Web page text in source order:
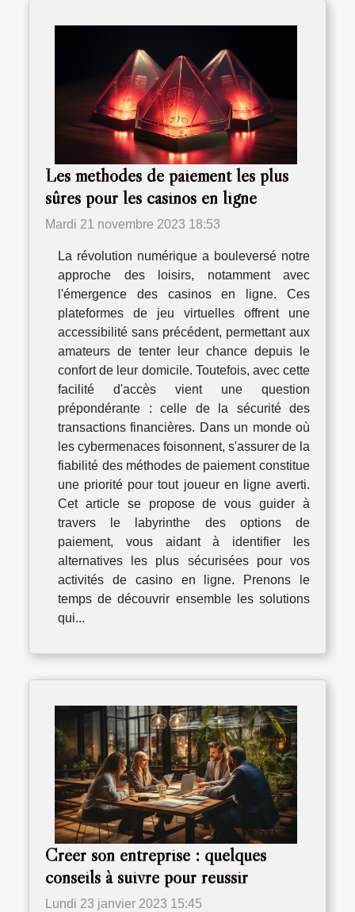
Les méthodes de paiement les plus
sûres pour les casinos en ligne
Mardi 21 novembre 2023 18:53
La révolution numérique a bouleversé notre
approche des loisirs, notamment avec
l'émergence des casinos en ligne. Ces
plateformes de jeu virtuelles offrent une
accessibilité sans précédent, permettant aux
amateurs de tenter leur chance depuis le
confort de leur domicile. Toutefois, avec cette
facilité d'accès vient une question
prépondérante : celle de la sécurité des
transactions financières. Dans un monde où
les cybermenaces foisonnent, s'assurer de la
fiabilité des méthodes de paiement constitue
une priorité pour tout joueur en ligne averti.
Cet article se propose de vous guider à
travers le labyrinthe des options de
paiement, vous aidant à identifier les
alternatives les plus sécurisées pour vos
activités de casino en ligne. Prenons le
temps de découvrir ensemble les solutions
qui...
Créer son entreprise : quelques
conseils à suivre pour réussir
Lundi 23 janvier 2023 15:45